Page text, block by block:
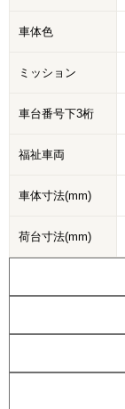
車体色
ミッション
車台番号下3桁
福祉車両
車体寸法(mm)
荷台寸法(mm)